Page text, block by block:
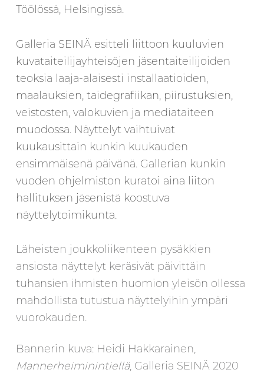
Töölössä, Helsingissä.
Galleria SEINÄ esitteli liittoon kuuluvien
kuvataiteilijayhteisöjen jäsentaiteilijoiden
teoksia laaja-alaisesti installaatioiden,
maalauksien, taidegrafiikan, piirustuksien,
veistosten, valokuvien ja mediataiteen
muodossa. Näyttelyt vaihtuivat
kuukausittain kunkin kuukauden
ensimmäisenä päivänä. Gallerian kunkin
vuoden ohjelmiston kuratoi aina liiton
hallituksen jäsenistä koostuva
näyttelytoimikunta.
Läheisten joukkoliikenteen pysäkkien
ansiosta näyttelyt keräsivät päivittäin
tuhansien ihmisten huomion yleisön ollessa
mahdollista tutustua näyttelyihin ympäri
vuorokauden.
Bannerin kuva: Heidi Hakkarainen,
Mannerheiminintiellä, Galleria SEINÄ 2020